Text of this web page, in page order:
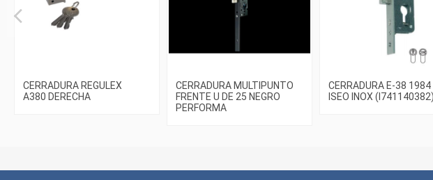
CERRADURA REGULEX
A380 DERECHA
CERRADURA MULTIPUNTO
FRENTE U DE 25 NEGRO
PERFORMA
CERRADURA E-38 1984
ISEO INOX (I741140382)